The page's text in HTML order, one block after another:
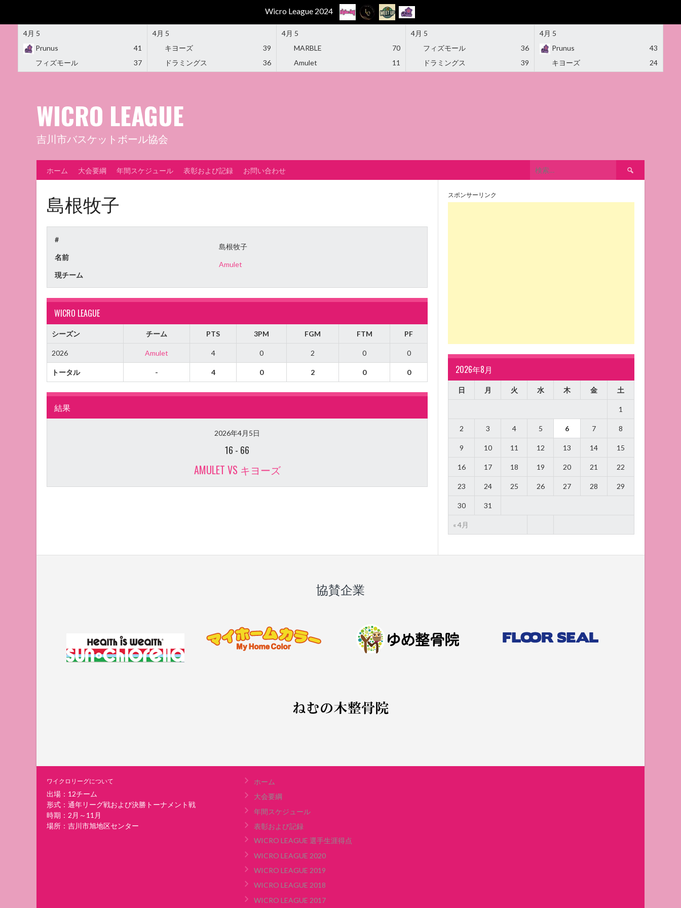
Wicro League 2024
4月 5
Prunus
41
フィズモール
37
4月 5
キヨーズ
39
ドラミングス
36
4月 5
MARBLE
70
Amulet
11
4月 5
フィズモール
36
ドラミングス
39
4月 5
Prunus
43
キヨーズ
24
WICRO LEAGUE
吉川市バスケットボール協会
ホーム 大会要綱 年間スケジュール 表彰および記録 お問い合わせ
索:
島根牧子
#
名前
島根牧子
現チーム
Amulet
WICRO LEAGUE
シーズン チーム PTS 3PM FGM FTM PF
2026 Amulet 4 0 2 0 0
トータル - 4 0 2 0 0
結果
2026年4月5日
16 - 66
AMULET VS キヨーズ
スポンサーリンク
2026年8月
日 月 火 水 木 金 土
« 4月
1
2 3 4 5 6 7 8
9 10 11 12 13 14 15
16 17 18 19 20 21 22
23 24 25 26 27 28 29
30 31
協賛企業
ワイクロリーグについて
出場：12チーム
形式：通年リーグ戦および決勝トーナメント戦
時期：2月～11月
場所：吉川市旭地区センター
ホーム
大会要綱
年間スケジュール
表彰および記録
WICRO LEAGUE 選手生涯得点
WICRO LEAGUE 2020
WICRO LEAGUE 2019
WICRO LEAGUE 2018
WICRO LEAGUE 2017